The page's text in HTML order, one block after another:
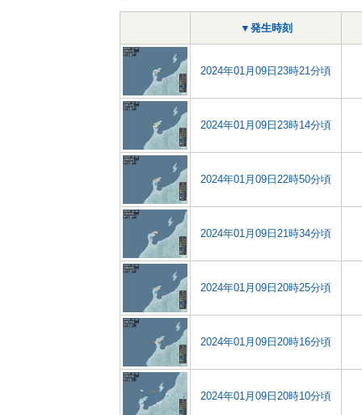
▼発生時刻
2024年01月09日23時21分頃
2024年01月09日23時14分頃
2024年01月09日22時50分頃
2024年01月09日21時34分頃
2024年01月09日20時25分頃
2024年01月09日20時16分頃
2024年01月09日20時10分頃